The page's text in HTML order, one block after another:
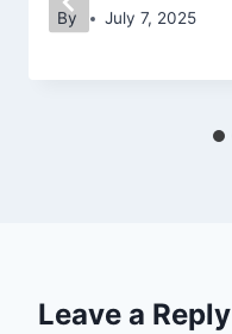
By July 7, 2025
Leave a Reply